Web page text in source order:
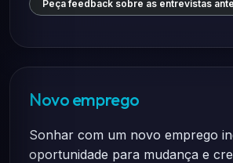
Peça feedback sobre as entrevistas
Novo emprego
Sonhar com um novo emprego
oportunidade para mudança e